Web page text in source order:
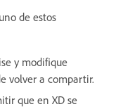
de estos
y modifique
volver a compartir.
que en XD se